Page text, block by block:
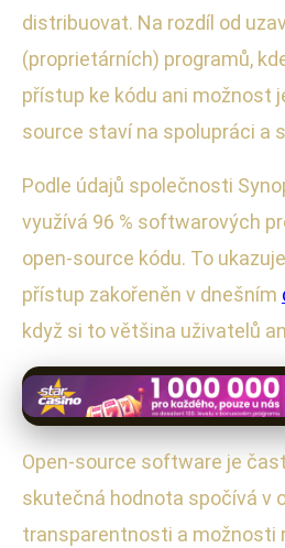
distribuovat. Na rozdíl od
(proprietárních) programů,
přístup ke kódu ani možnost
source staví na spolupráci a
Podle údajů společnosti
využívá 96 % softwarových
open-source kódu. To
přístup zakořeněn v dnešním
když si to většina uživatelů
Open-source software je
skutečná hodnota spočívá v
transparentnosti a možnosti